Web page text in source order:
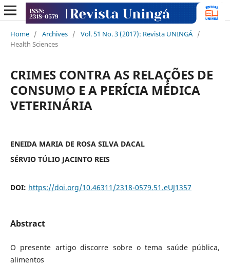
Home / Archives / Vol. 51 No. 3 (2017): Revista UNINGÁ /
Health Sciences
CRIMES CONTRA AS RELAÇÕES DE
CONSUMO E A PERÍCIA MÉDICA
VETERINÁRIA
ENEIDA MARIA DE ROSA SILVA DACAL
SÉRVIO TÚLIO JACINTO REIS
DOI: https://doi.org/10.46311/2318-0579.51.eUJ1357
Abstract
O presente artigo discorre sobre o tema saúde pública,
alimentos